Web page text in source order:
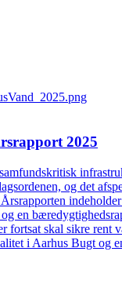
2025
og det
en
fortsat skal sikre rent
i Aarhus Bugt og